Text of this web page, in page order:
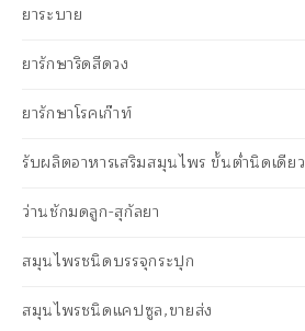
ยาระบาย
ยารักษาริดสีดวง
ยารักษาโรคเก๊าท์
รับผลิตอาหารเสริมสมุนไพร ขั้นต่ำนิดเดียว
ว่านชักมดลูก-สุกัลยา
สมุนไพรชนิดบรรจุกระปุก
สมุนไพรชนิดแคปซูล,ขายส่ง